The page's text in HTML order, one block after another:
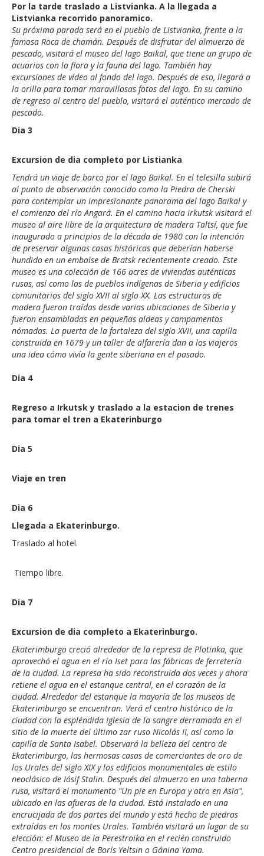
Por la tarde traslado a Listvianka. A la llegada a
Listvianka recorrido panoramico.
Su próxima parada será en el pueblo de Listvianka, frente a la
famosa Roca de chamán. Después de disfrutar del almuerzo de
pescado, visitará el museo del lago Baikal, que tiene un grupo de
acuarios con la flora y la fauna del lago. También hay
excursiones de vídeo al fondo del lago. Después de eso, llegará a
la orilla para tomar maravillosas fotos del lago. En su camino
de regreso al centro del pueblo, visitará el auténtico mercado de
pescado.
Dia 3
Excursion de dia completo por Listianka
Tendrá un viaje de barco por el lago Baikal. En el telesilla subirá
al punto de observación conocido como la Piedra de Cherski
para contemplar un impresionante panorama del lago Baikal y
el comienzo del río Angará. En el camino hacia Irkutsk visitará el
museo al aire libre de la arquitectura de madera Taltsí, que fue
inaugurado a principios de la década de 1980 con la intención
de preservar algunas casas históricas que deberían haberse
hundido en un embalse de Bratsk recientemente creado. Este
museo es una colección de 166 acres de viviendas auténticas
rusas, así como las de pueblos indígenas de Siberia y edificios
comunitarios del siglo XVII al siglo XX. Las estructuras de
madera fueron traídas desde varias ubicaciones de Siberia y
fueron ensambladas en pequeñas aldeas y campamentos
nómadas. La puerta de la fortaleza del siglo XVII, una capilla
construida en 1679 y un taller de alfarería dan a los viajeros
una idea cómo vivía la gente siberiana en el pasado.
Dia 4
Regreso a Irkutsk y traslado a la estacion de trenes
para tomar el tren a Ekaterinburgo
Dia 5
Viaje en tren
Dia 6
Llegada a Ekaterinburgo.
Traslado al hotel.
Tiempo libre.
Dia 7
Excursion de dia completo a Ekaterinburgo.
Ekaterimburgo creció alrededor de la represa de Plotinka, que
aprovechó el agua en el río Iset para las fábricas de ferretería
de la ciudad. La represa ha sido reconstruida dos veces y ahora
retiene el agua en el estanque central, en el corazón de la
ciudad. Alrededor del estanque la mayoría de los museos de
Ekaterimburgo se encuentran. Verá el centro histórico de la
ciudad con la espléndida Iglesia de la sangre derramada en el
sitio de la muerte del último zar ruso Nicolás II, así como la
capilla de Santa Isabel. Observará la belleza del centro de
Ekaterimburgo, las hermosas casas de comerciantes de oro de
los Urales del siglo XIX y los edificios monumentales de estilo
neoclásico de Iósif Stalin. Después del almuerzo en una taberna
rusa, visitará el monumento "Un pie en Europa y otro en Asia",
ubicado en las afueras de la ciudad. Está instalado en una
encrucijada de dos partes del mundo y está hecho de piedras
extraídas en los montes Urales. También visitará un lugar de su
elección: el Museo de la Perestroika en el recién construido
Centro presidencial de Borís Yeltsin o Gánina Yama.